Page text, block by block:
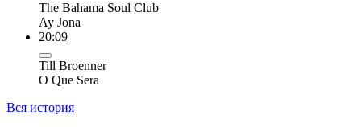
The Bahama Soul Club
Ay Jona
20:09
Till Broenner
O Que Sera
Вся история